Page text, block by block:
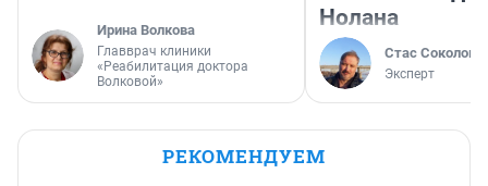
Ирина Волкова
Главврач клиники
«Реабилитация доктора
Волковой»
Нолана
Стас Соколов
Эксперт
РЕКОМЕНДУЕМ